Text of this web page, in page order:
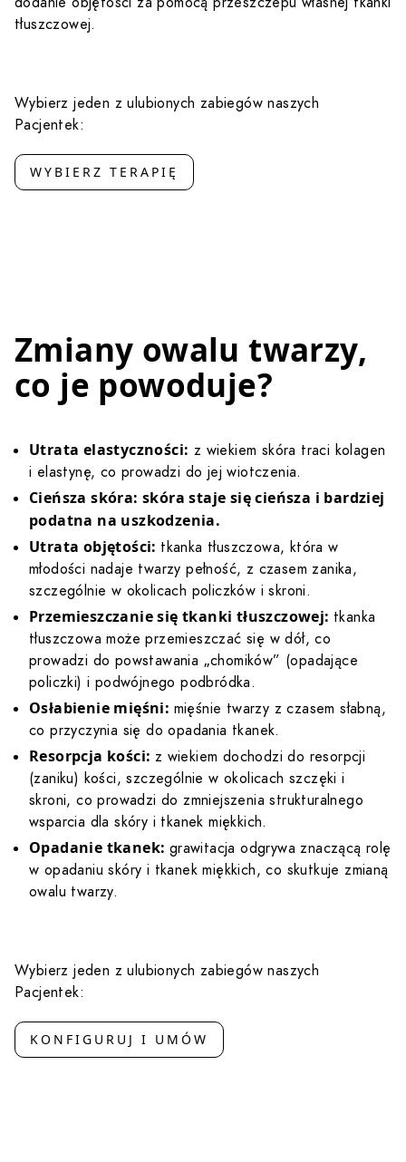
tłuszczowej.
Wybierz jeden z ulubionych zabiegów naszych
Pacjentek:
WYBIERZ TERAPIĘ
Zmiany owalu twarzy,
co je powoduje?
Utrata elastyczności: z wiekiem skóra traci kolagen
i elastynę, co prowadzi do jej wiotczenia.
Cieńsza skóra: skóra staje się cieńsza i bardziej
podatna na uszkodzenia.
Utrata objętości: tkanka tłuszczowa, która w
młodości nadaje twarzy pełność, z czasem zanika,
szczególnie w okolicach policzków i skroni.
Przemieszczanie się tkanki tłuszczowej: tkanka
tłuszczowa może przemieszczać się w dół, co
prowadzi do powstawania „chomików” (opadające
policzki) i podwójnego podbródka.
Osłabienie mięśni: mięśnie twarzy z czasem słabną,
co przyczynia się do opadania tkanek.
Resorpcja kości: z wiekiem dochodzi do resorpcji
(zaniku) kości, szczególnie w okolicach szczęki i
skroni, co prowadzi do zmniejszenia strukturalnego
wsparcia dla skóry i tkanek miękkich.
Opadanie tkanek: grawitacja odgrywa znaczącą rolę
w opadaniu skóry i tkanek miękkich, co skutkuje zmianą
owalu twarzy.
Wybierz jeden z ulubionych zabiegów naszych
Pacjentek:
KONFIGURUJ I UMÓW